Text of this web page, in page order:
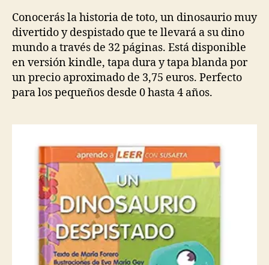
Conocerás la historia de toto, un dinosaurio muy
divertido y despistado que te llevará a su dino
mundo a través de 32 páginas. Está disponible
en versión kindle, tapa dura y tapa blanda por
un precio aproximado de 3,75 euros. Perfecto
para los pequeños desde 0 hasta 4 años.